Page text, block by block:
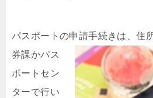
パスポートの申請手続きは、住
券課かパス
ポートセン
ターで行い